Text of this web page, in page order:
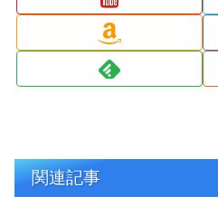
関連記事